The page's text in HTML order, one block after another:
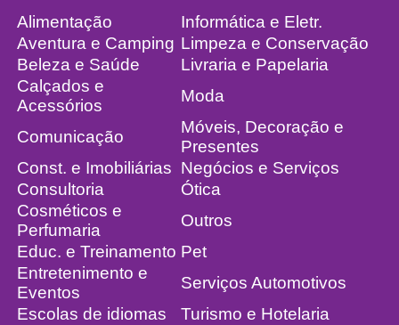
Alimentação
Informática e Eletr.
Aventura e Camping Limpeza e Conservação
Beleza e Saúde
Livraria e Papelaria
Calçados e
Acessórios
Moda
Comunicação
Móveis, Decoração e
Presentes
Const. e Imobiliárias Negócios e Serviços
Consultoria
Ótica
Cosméticos e
Perfumaria
Outros
Educ. e Treinamento Pet
Entretenimento e
Eventos
Serviços Automotivos
Escolas de idiomas
Turismo e Hotelaria